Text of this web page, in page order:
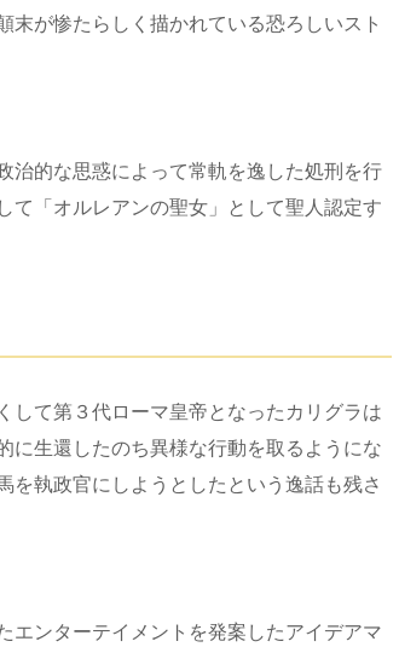
末が惨たらしく描かれている恐ろしいスト
的な思惑によって常軌を逸した処刑を行
て「オルレアンの聖女」として聖人認定す
して第３代ローマ皇帝となったカリグラは
に生還したのち異様な行動を取るようにな
を執政官にしようとしたという逸話も残さ
エンターテイメントを発案したアイデアマ